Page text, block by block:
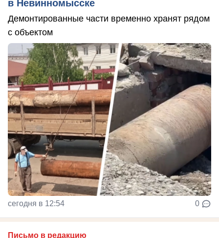
в Невинномысске
Демонтированные части временно хранят рядом
с объектом
сегодня в 12:54 0
Письмо в редакцию